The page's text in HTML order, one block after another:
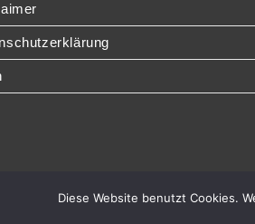
Diese Website benutzt Cookies.